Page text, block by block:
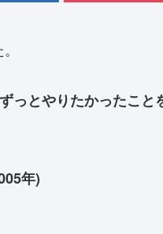
っとやりたかったこと
年)